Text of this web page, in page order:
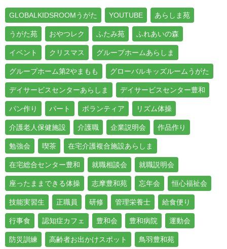
GLOBALKIDSROOMうがた YOUTUBE あらしま苑
うがた苑 おやつレク ふたみ苑 ふれあいの森
イベント クリスマス グループホームあらしま
グループホーム第2やまもも グローバルキッズルームうがた
デイサービスセンターあらしま デイサービスセンター豊和
パン作り パート ボランティア リズム体操
介護老人保健施設 介護職 企業説明会 作品作り
勉強会 喫茶 在宅介護複合施設あらしま
在宅総合センター豊和 就職相談会 就職説明会
座ったままできる体操 志摩豊和苑 忘年会 恒心福祉会
技能実習生 正職員 研修 管理栄養士 給食便り
行事食 認知症カフェ 豊和会 豊和病院 運動会
防災訓練 高齢者お出かけスポット 鳥羽豊和苑